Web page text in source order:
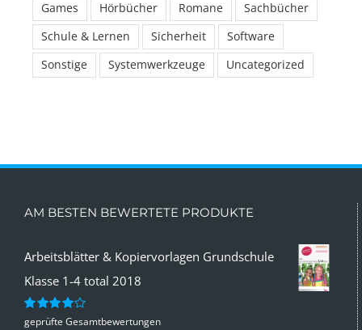
Games
Hörbücher Romane
Sachbücher
Schule & Lernen
Sicherheit
Software
Sonstige
Systemwerkzeuge Uncategorized
AM BESTEN BEWERTETE PRODUKTE
Arbeitsblätter & Kopiervorlagen Grundschule
Klasse 1-4 total 2018
Bewertet
geprüfte Gesamtbewertungen